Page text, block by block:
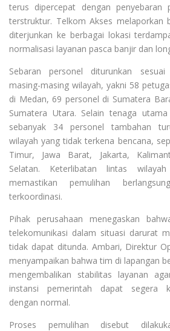
terus dipercepat dengan penyebaran
terstruktur. Telkom Akses melaporkan
diterjunkan ke berbagai lokasi
normalisasi layanan pasca banjir dan
Sebaran personel diturunkan
masing-masing wilayah, yakni 58
di Medan, 69 personel di Sumatera
Sumatera Utara. Selain tenaga
sebanyak 34 personel tambahan
wilayah yang tidak terkena bencana,
Timur, Jawa Barat, Jakarta,
Selatan. Keterlibatan lintas
memastikan pemulihan
terkoordinasi.
Pihak perusahaan menegaskan
telekomunikasi dalam situasi darurat
tidak dapat ditunda. Ambari, Direktur
menyampaikan bahwa tim di lapangan
mengembalikan stabilitas layanan
instansi pemerintah dapat segera
dengan normal.
Proses pemulihan disebut